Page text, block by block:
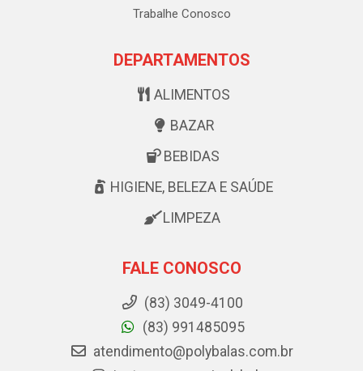
Trabalhe Conosco
DEPARTAMENTOS
ALIMENTOS
BAZAR
BEBIDAS
HIGIENE, BELEZA E SAÚDE
LIMPEZA
FALE CONOSCO
(83) 3049-4100
(83) 991485095
atendimento@polybalas.com.br